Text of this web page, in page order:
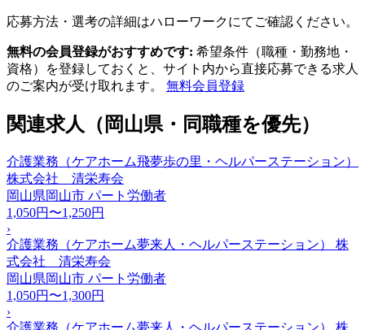
応募方法・選考の詳細はハローワークにてご確認ください。
無料の会員登録がおすすめです: 希望条件（職種・勤務地・
資格）を登録しておくと、サイト内から直接応募できる求人
のご案内が受け取れます。 無料会員登録
関連求人（岡山県・同職種を優先）
介護業務（ケアホーム飛夢歩の里・ヘルパーステーション）
株式会社 清栄寿会
岡山県岡山市 パート労働者
1,050円〜1,250円
›
介護業務（ケアホーム夢来人・ヘルパーステーション） 株
式会社 清栄寿会
岡山県岡山市 パート労働者
1,050円〜1,300円
›